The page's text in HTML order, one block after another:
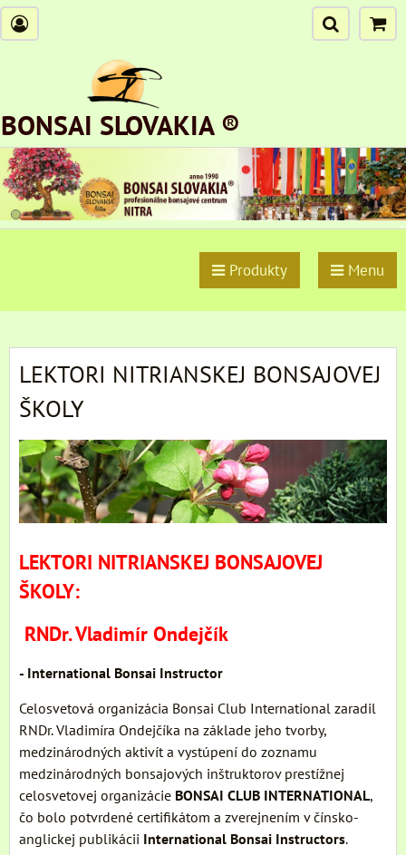
BONSAI SLOVAKIA ®
Produkty Menu
LEKTORI NITRIANSKEJ BONSAJOVEJ
ŠKOLY
LEKTORI NITRIANSKEJ BONSAJOVEJ
ŠKOLY:
RNDr. Vladimír Ondejčík
- International Bonsai Instructor
Celosvetová organizácia Bonsai Club International zaradil
RNDr. Vladimíra Ondejčíka na základe jeho tvorby,
medzinárodných aktivít a vystúpení do zoznamu
medzinárodných bonsajových inštruktorov prestížnej
celosvetovej organizácie BONSAI CLUB INTERNATIONAL,
čo bolo potvrdené certifikátom a zverejnením v čínsko-
anglickej publikácii International Bonsai Instructors.